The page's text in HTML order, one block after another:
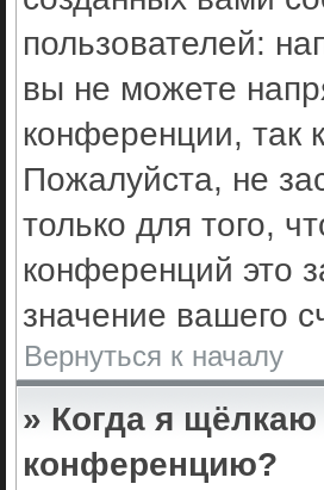
пользователей:
вы не можете
конференции, так
Пожалуйста, не
только для того,
конференций это
значение вашего
Вернуться к началу
» Когда я
конференцию?